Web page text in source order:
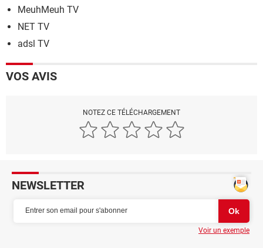
MeuhMeuh TV
NET TV
adsl TV
VOS AVIS
NOTEZ CE TÉLÉCHARGEMENT
NEWSLETTER
Voir un exemple